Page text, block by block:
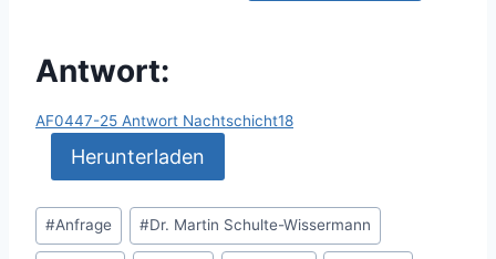
Antwort:
AF0447-25 Antwort Nachtschicht18
Herunterladen
Schlagworte:
#Anfrage #Dr. Martin Schulte-Wissermann